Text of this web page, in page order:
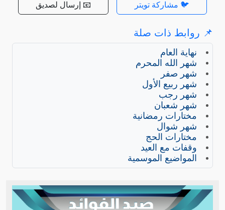
🐦 مشاركة تويتر 📧 إرسال لصديق
📌 روابط ذات صلة
نهاية العام
شهر الله المحرم
شهر صفر
شهر ربيع الأول
شهر رجب
شهر شعبان
مختارات رمضانية
شهر شوال
مختارات الحج
وقفات مع العيد
المواضيع الموسمية